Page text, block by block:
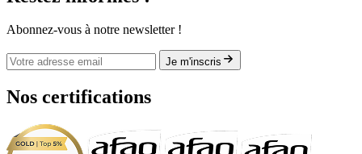
Abonnez-vous à notre newsletter !
Je m'inscris
Nos certifications